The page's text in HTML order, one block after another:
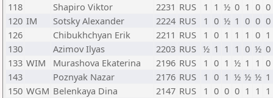
118
Shapiro Viktor 2231 RUS 1 1 ½ 0 1 0 0
120 IM Sotsky Alexander 2224 RUS 1 0 ½ 1 0 0 0
126
Chibukhchyan Erik 2211 RUS 1 0 1 1 1 0 1
130
Azimov Ilyas 2203 RUS ½ 1 1 1 0 ½ 0
133 WIM Murashova Ekaterina 2196 RUS 1 0 1 ½ 1 1 0
143
Poznyak Nazar 2176 RUS 1 0 1 ½ ½ ½ 1
150 WGM Belenkaya Dina 2147 RUS 1 0 0 0 1 1 1